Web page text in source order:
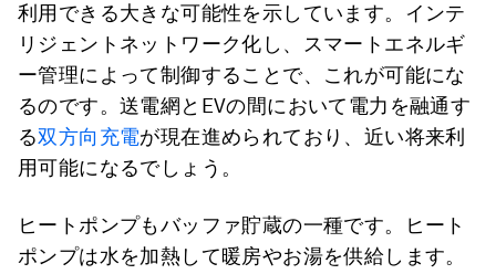
利用できる大きな可能性を示しています。インテ
リジェントネットワーク化し、スマートエネルギ
ー管理によって制御することで、これが可能にな
るのです。送電網とEVの間において電力を融通す
る双方向充電が現在進められており、近い将来利
用可能になるでしょう。
ヒートポンプもバッファ貯蔵の一種です。ヒート
ポンプは水を加熱して暖房やお湯を供給します。